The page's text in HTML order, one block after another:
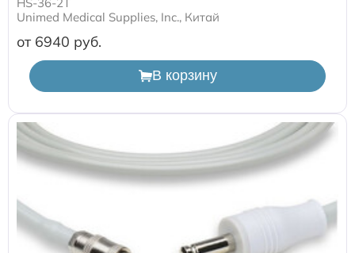
Unimed Medical Supplies, Inc., Китай
от 6940
В корзину